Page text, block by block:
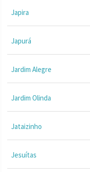
Japira
Japurá
Jardim Alegre
Jardim Olinda
Jataizinho
Jesuítas